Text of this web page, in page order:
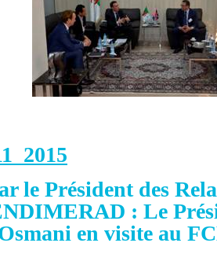
2015
le Président des
: Le
en visite au